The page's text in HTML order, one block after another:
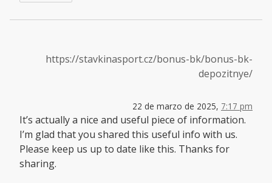
https://stavkinasport.cz/bonus-bk/bonus-bk-
depozitnye/
22 de marzo de 2025, 7:17 pm
It’s actually a nice and useful piece of information.
I’m glad that you shared this useful info with us.
Please keep us up to date like this. Thanks for
sharing.